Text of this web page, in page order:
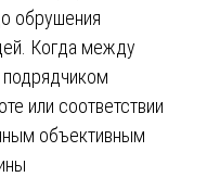
обрушения
Когда между
или соответствии
объективным